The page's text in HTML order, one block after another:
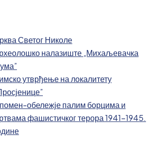
Светог Николе
налазиште „Михаљевачка
утврђење на локалитету
обележје палим борцима и
фашистичког терора 1941-1945.